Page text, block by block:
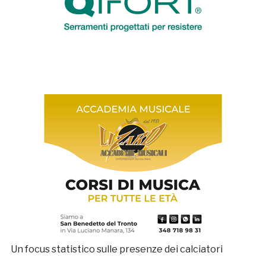
Un focus statistico sulle presenze dei calciatori